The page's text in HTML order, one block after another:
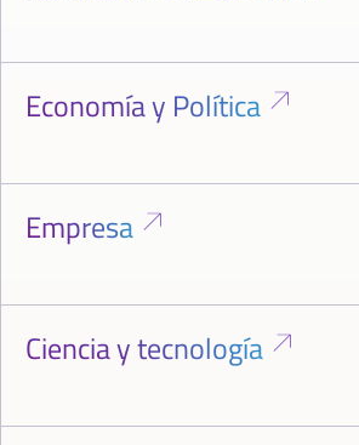
Economía y Política
Empresa
Ciencia y tecnología